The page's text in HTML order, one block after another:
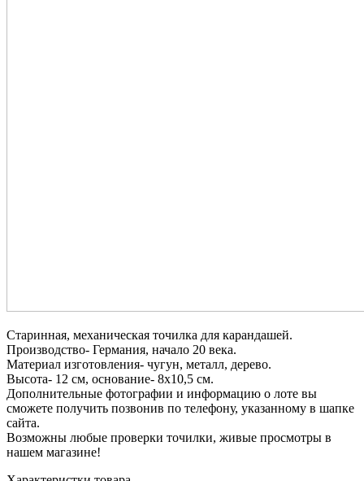
Старинная, механическая точилка для карандашей.
Производство- Германия, начало 20 века.
Материал изготовления- чугун, металл, дерево.
Высота- 12 см, основание- 8х10,5 см.
Дополнительные фотографии и информацию о лоте вы
сможете получить позвонив по телефону, указанному в шапке
сайта.
Возможны любые проверки точилки, живые просмотры в
нашем магазине!